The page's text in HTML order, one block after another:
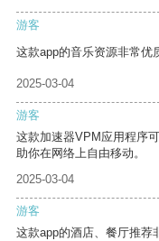
游客
这款app的音乐资源非常优
2025-03-04
游客
这款加速器VPM应用程序
助你在网络上自由移动。
2025-03-04
游客
这款app的酒店、餐厅推荐